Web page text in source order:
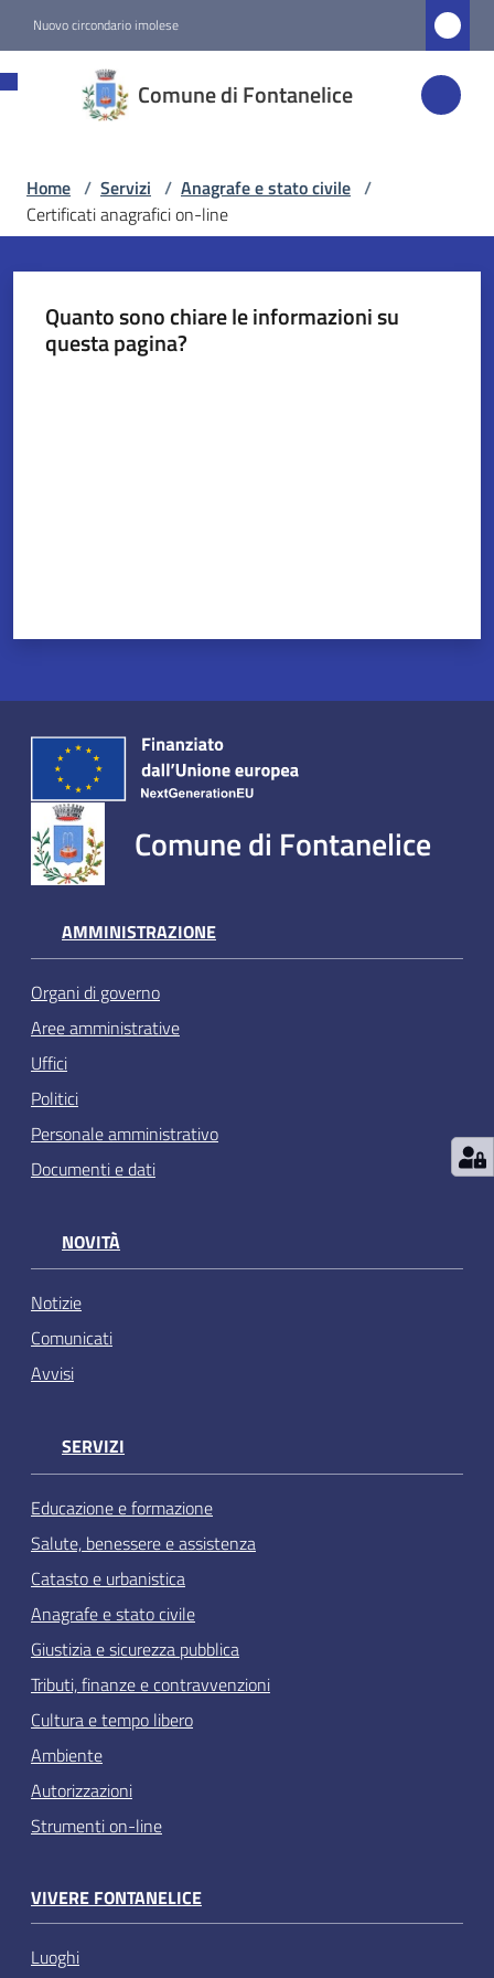
Nuovo circondario imolese
Comune di Fontanelice
Fontanelice
Amministrazione
Servizi
Menu selezionato
argomenti
Seguici
su
Home / Servizi / Anagrafe e stato civile /
Certificati anagrafici on-line
Quanto sono chiare le informazioni su
questa pagina?
Comune di Fontanelice
AMMINISTRAZIONE
Organi di governo
Aree amministrative
Uffici
Politici
Personale amministrativo
Documenti e dati
NOVITÀ
Notizie
Comunicati
Avvisi
SERVIZI
Educazione e formazione
Salute, benessere e assistenza
Catasto e urbanistica
Anagrafe e stato civile
Giustizia e sicurezza pubblica
Tributi, finanze e contravvenzioni
Cultura e tempo libero
Ambiente
Autorizzazioni
Strumenti on-line
VIVERE FONTANELICE
Luoghi